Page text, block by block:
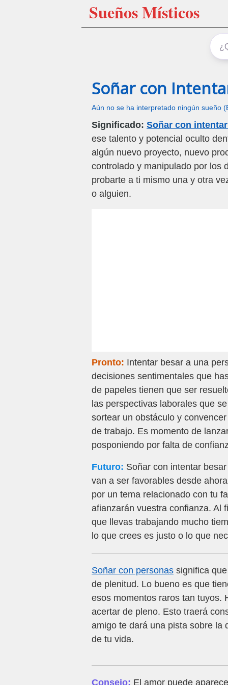
Sueños Místicos
Soñar con
Aún no se ha interpretado ningún sueño
Significado: Soñar con
ese talento y potencial oculto
algún nuevo proyecto, nuevo
controlado y manipulado por los
probarte a ti mismo una y otra
o alguien.
Pronto: Intentar besar a una
decisiones sentimentales que
de papeles tienen que ser
las perspectivas laborales que
sortear un obstáculo y
de trabajo. Es momento de
posponiendo por falta de
Futuro: Soñar con intentar
van a ser favorables desde
por un tema relacionado con tu
afianzarán vuestra confianza. Al
que llevas trabajando mucho
lo que crees es justo o lo que
Soñar con personas significa
de plenitud. Lo bueno es que
esos momentos raros tan tuyos.
acertar de pleno. Esto traerá
amigo te dará una pista sobre la
de tu vida.
Consejo: El amor puede